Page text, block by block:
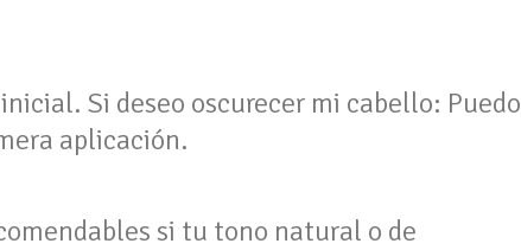
Si deseo oscurecer mi cabello: Puedo
aplicación.
si tu tono natural o de